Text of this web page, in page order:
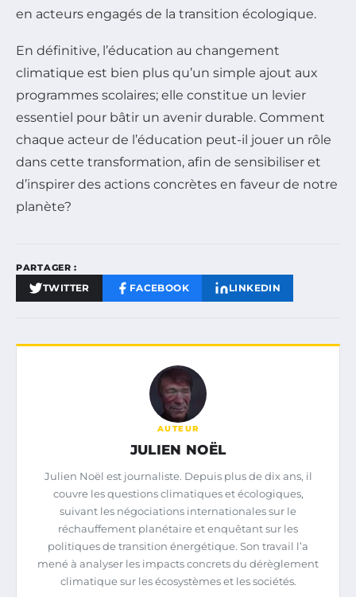
en acteurs engagés de la transition écologique.
En définitive, l’éducation au changement
climatique est bien plus qu’un simple ajout aux
programmes scolaires; elle constitue un levier
essentiel pour bâtir un avenir durable. Comment
chaque acteur de l’éducation peut-il jouer un rôle
dans cette transformation, afin de sensibiliser et
d’inspirer des actions concrètes en faveur de notre
planète?
PARTAGER :
TWITTER FACEBOOK LINKEDIN
AUTEUR
JULIEN NOËL
Julien Noël est journaliste. Depuis plus de dix ans, il
couvre les questions climatiques et écologiques,
suivant les négociations internationales sur le
réchauffement planétaire et enquêtant sur les
politiques de transition énergétique. Son travail l’a
mené à analyser les impacts concrets du dérèglement
climatique sur les écosystèmes et les sociétés.